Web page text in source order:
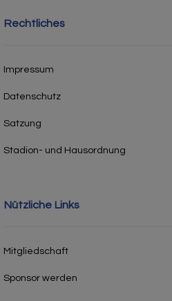
Rechtliches
Impressum
Datenschutz
Satzung
Stadion- und Hausordnung
Nützliche Links
Mitgliedschaft
Sponsor werden